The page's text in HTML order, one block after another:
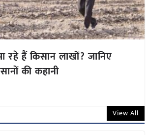
हैं किसान लाखों? जानिए
की कहानी
View All